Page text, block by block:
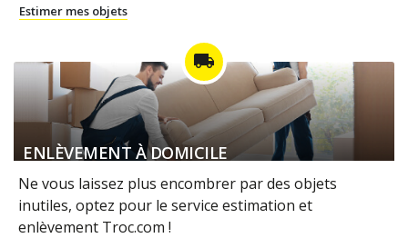
Estimer mes objets
local_shipping
ENLÈVEMENT À DOMICILE
Ne vous laissez plus encombrer par des objets
inutiles, optez pour le service estimation et
enlèvement Troc.com !